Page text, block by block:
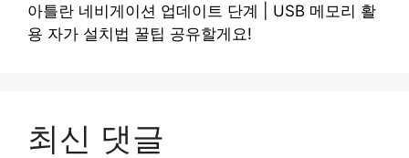
아틀란 네비게이션 업데이트 단계 | USB 메모리 활
용 자가 설치법 꿀팁 공유할게요!
최신 댓글